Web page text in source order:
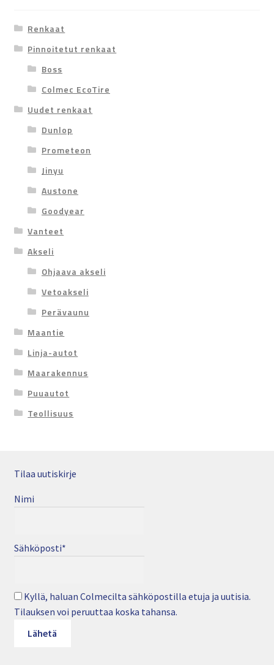
Renkaat
Pinnoitetut renkaat
Boss
Colmec EcoTire
Uudet renkaat
Dunlop
Prometeon
Jinyu
Austone
Goodyear
Vanteet
Akseli
Ohjaava akseli
Vetoakseli
Perävaunu
Maantie
Linja-autot
Maarakennus
Puuautot
Teollisuus
Tilaa uutiskirje
Nimi
Sähköposti*
Kyllä, haluan Colmecilta sähköpostilla etuja ja uutisia.
Tilauksen voi peruuttaa koska tahansa.